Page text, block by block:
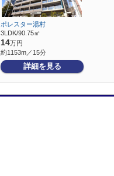
ポレスター湯村
3LDK/90.75㎡
14万円
約1153m／15分
詳細を見る